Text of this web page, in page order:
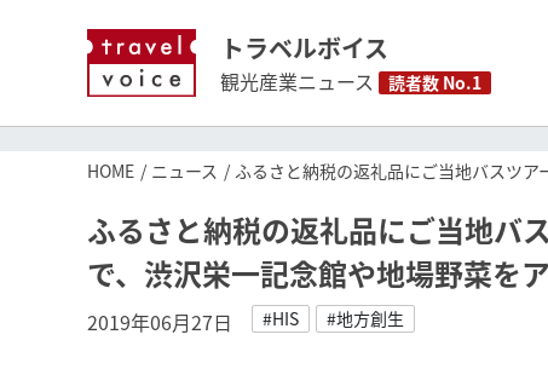
トラベルボイス
観光産業ニュース 読者数 No.1
HOME ニュース ふるさと納税の返礼品にご当地バスツ
ふるさと納税の返礼品にご当地バ
で、渋沢栄一記念館や地場野菜を
2019年06月27日 #HIS #地方創生